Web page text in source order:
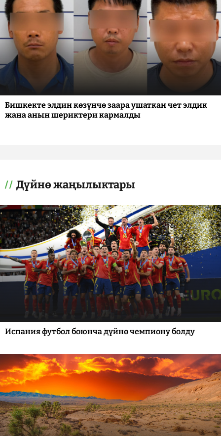
Бишкекте элдин көзүнчө заара ушаткан чет элдик
жана анын шериктери кармалды
Дүйнө жаңылыктары
Испания футбол боюнча дүйнө чемпиону болду